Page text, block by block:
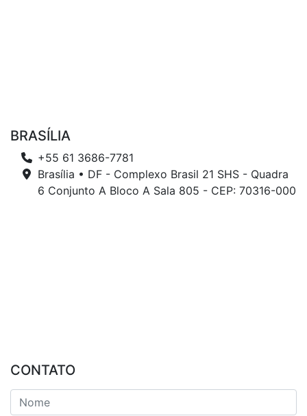
BRASÍLIA
+55 61 3686-7781
Brasília • DF - Complexo Brasil 21 SHS - Quadra
6 Conjunto A Bloco A Sala 805 - CEP: 70316-000
CONTATO